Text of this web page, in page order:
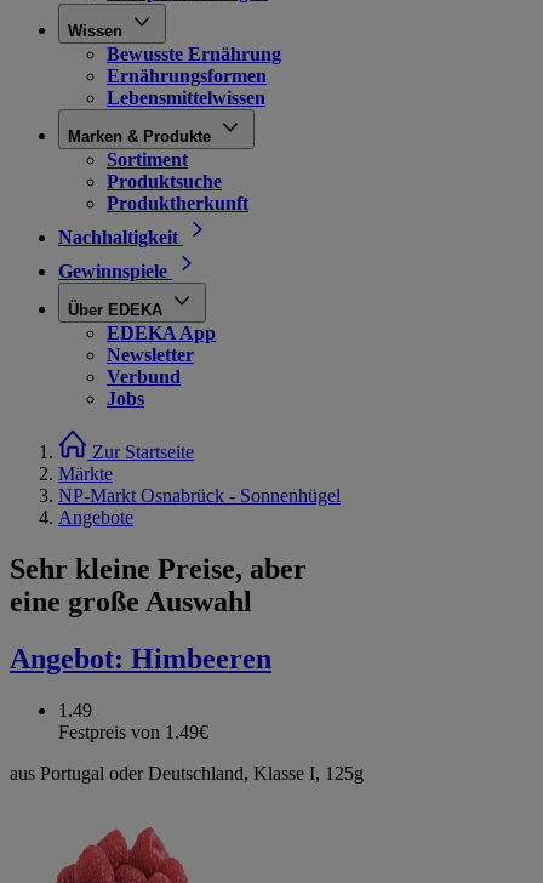
Wissen
Bewusste Ernährung
Ernährungsformen
Lebensmittelwissen
Marken & Produkte
Sortiment
Produktsuche
Produktherkunft
Nachhaltigkeit
Gewinnspiele
Über EDEKA
EDEKA App
Newsletter
Verbund
Jobs
Zur Startseite
Märkte
NP-Markt Osnabrück - Sonnenhügel
Angebote
Sehr kleine Preise, aber
eine große Auswahl
Angebot: Himbeeren
1.49
Festpreis von 1.49€
aus Portugal oder Deutschland, Klasse I, 125g